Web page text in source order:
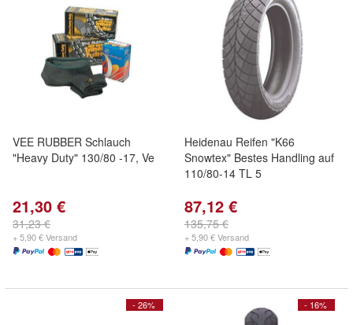
VEE RUBBER Schlauch
"Heavy Duty" 130/80 -17, Ve
21,30 €
31,23 €
+ 5,90 € Versand
Heidenau Reifen "K66
Snowtex" Bestes Handling auf
110/80-14 TL 5
87,12 €
135,75 €
+ 5,90 € Versand
- 26% - 16%